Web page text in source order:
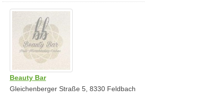
Beauty Bar
Gleichenberger Straße 5, 8330 Feldbach